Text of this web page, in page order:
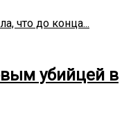
что до конца...
убийцей в